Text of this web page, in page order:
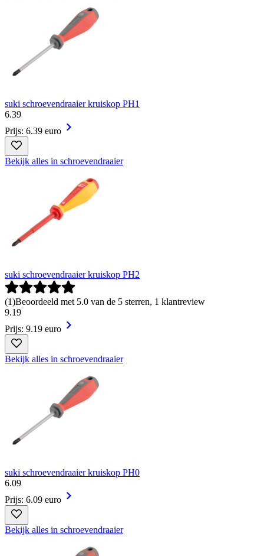
suki schroevendraaier kruiskop PH1
6.39
Prijs: 6.39 euro
Bekijk alles in schroevendraaier
suki schroevendraaier kruiskop PH2
(1)Beoordeeld met 5.0 van de 5 sterren, 1 klantreview
9.19
Prijs: 9.19 euro
Bekijk alles in schroevendraaier
suki schroevendraaier kruiskop PH0
6.09
Prijs: 6.09 euro
Bekijk alles in schroevendraaier